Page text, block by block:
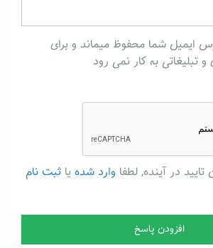
شما محفوظ میماند و برای
تبلیغاتی به کار نمی رود
در آینده, لطفا وارد شده یا ثبت نام